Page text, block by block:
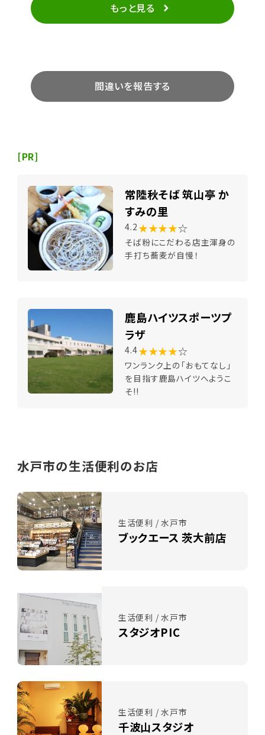
もっと見る
間違いを報告する
[PR]
常陸秋そば 筑山亭 か
すみの里
4.2 ★★★★☆
そば粉にこだわる店主渾身の
手打ち蕎麦が自慢！
鹿島ハイツスポーツプ
ラザ
4.4★★★★☆
ワンランク上の「おもてなし」
を目指す鹿島ハイツへようこ
そ!!
水戸市の生活便利のお店
生活便利 / 水戸市
ブックエース 茨大前店
生活便利 / 水戸市
スタジオPIC
生活便利 / 水戸市
千波山スタジオ